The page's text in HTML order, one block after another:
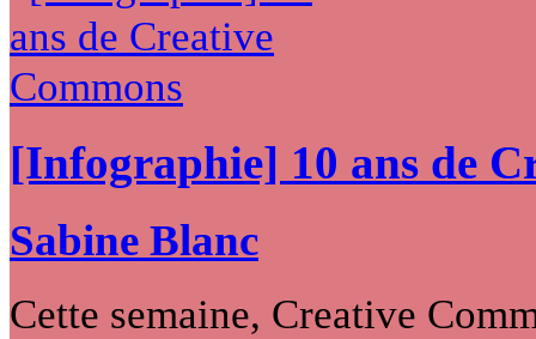
[Infographie] 10 ans de
Sabine Blanc
Cette semaine, Creative